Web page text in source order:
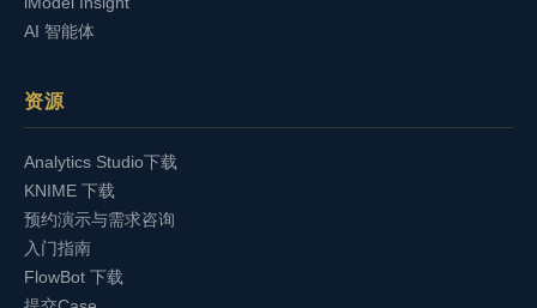
AI 智能体
资源
Analytics Studio下载
KNIME 下载
预约演示与需求咨询
入门指南
FlowBot 下载